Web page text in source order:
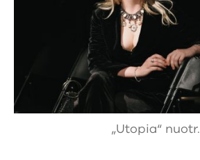
„Utopia“ nuotr.